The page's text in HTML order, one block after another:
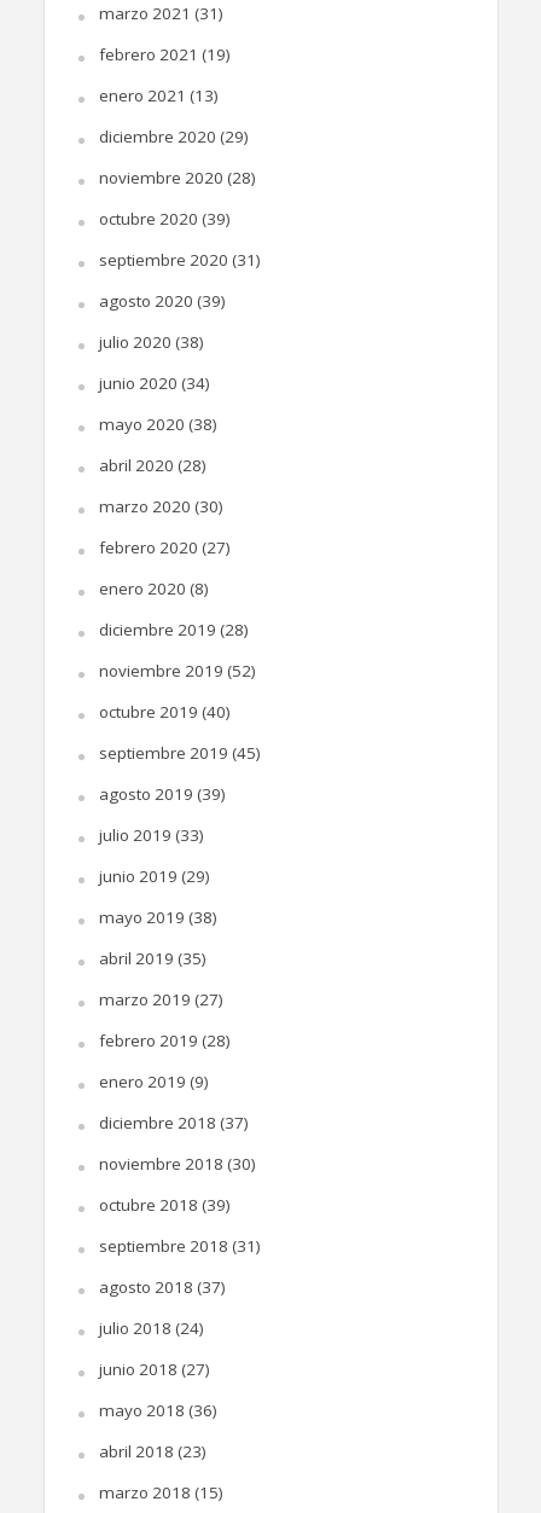
marzo 2021 (31)
febrero 2021 (19)
enero 2021 (13)
diciembre 2020 (29)
noviembre 2020 (28)
octubre 2020 (39)
septiembre 2020 (31)
agosto 2020 (39)
julio 2020 (38)
junio 2020 (34)
mayo 2020 (38)
abril 2020 (28)
marzo 2020 (30)
febrero 2020 (27)
enero 2020 (8)
diciembre 2019 (28)
noviembre 2019 (52)
octubre 2019 (40)
septiembre 2019 (45)
agosto 2019 (39)
julio 2019 (33)
junio 2019 (29)
mayo 2019 (38)
abril 2019 (35)
marzo 2019 (27)
febrero 2019 (28)
enero 2019 (9)
diciembre 2018 (37)
noviembre 2018 (30)
octubre 2018 (39)
septiembre 2018 (31)
agosto 2018 (37)
julio 2018 (24)
junio 2018 (27)
mayo 2018 (36)
abril 2018 (23)
marzo 2018 (15)